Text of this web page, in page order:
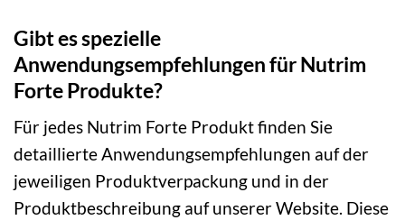
Gibt es spezielle
Anwendungsempfehlungen für Nutrim
Forte Produkte?
Für jedes Nutrim Forte Produkt finden Sie
detaillierte Anwendungsempfehlungen auf der
jeweiligen Produktverpackung und in der
Produktbeschreibung auf unserer Website. Diese